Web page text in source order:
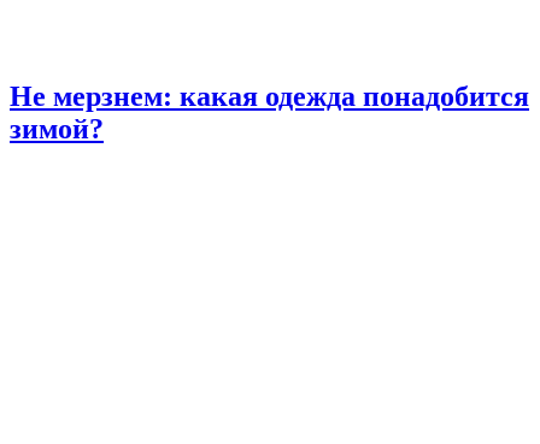
Не мерзнем: какая одежда понадобится
зимой?